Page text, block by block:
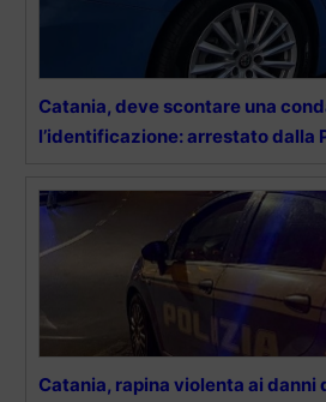
Catania, deve scontare una
l’identificazione: arrestato dalla
Catania, rapina violenta ai danni